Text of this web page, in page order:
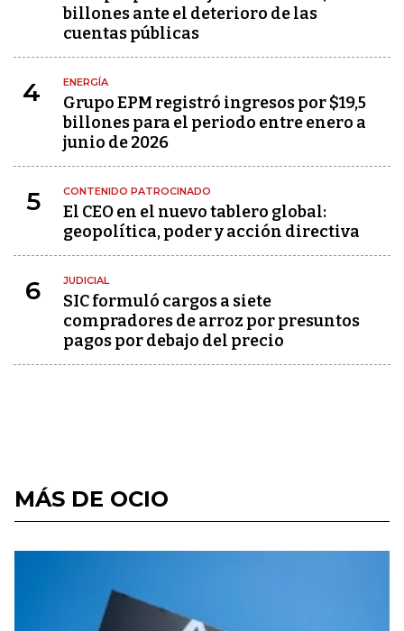
billones ante el deterioro de las
cuentas públicas
4 ENERGÍA
Grupo EPM registró ingresos por $19,5
billones para el periodo entre enero a
junio de 2026
5 CONTENIDO PATROCINADO
El CEO en el nuevo tablero global:
geopolítica, poder y acción directiva
6 JUDICIAL
SIC formuló cargos a siete
compradores de arroz por presuntos
pagos por debajo del precio
MÁS DE OCIO